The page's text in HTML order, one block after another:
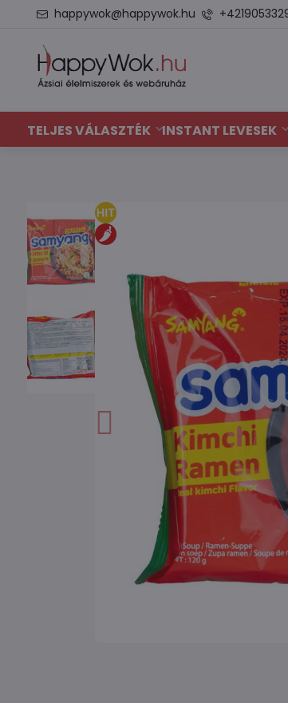
happywok@happywok.hu
TELJES VÁLASZTÉK INSTANT LEVESEK